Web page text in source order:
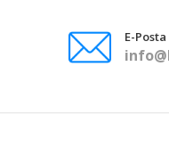
E-Posta